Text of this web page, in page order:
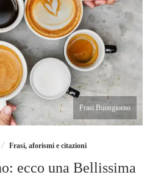
Frasi Buongiorno
Frasi, aforismi e citazioni
ecco una Bellissima